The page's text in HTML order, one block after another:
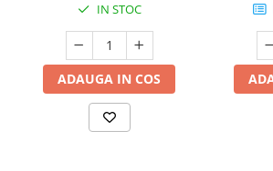
IN STOC
ADAUGA IN COS